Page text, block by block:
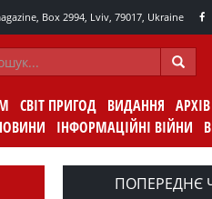
Box 2994, Lviv, 79017, Ukraine
СВІТ ПРИГОД ВИДАННЯ АРХІВ
ІНФОРМАЦІЙНІ ВІЙНИ
ПОПЕРЕДНЄ